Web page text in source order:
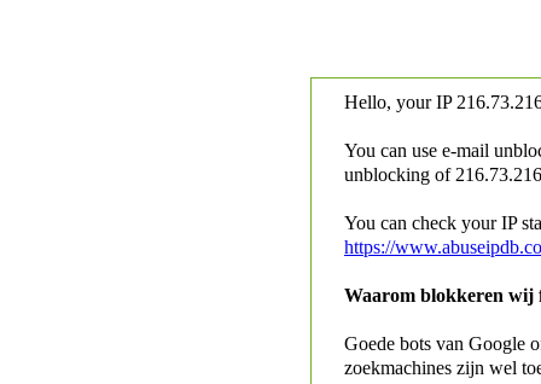
Hello, your IP
You can use e-mail
unblocking of
You can check your IP
https://
Waarom blokkeren wij
Goede bots van Google
zoekmachines zijn wel